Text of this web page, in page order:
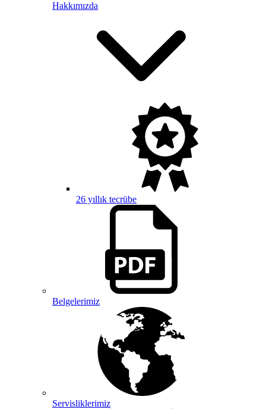
Hakkımızda
26 yıllık tecrübe
Belgelerimiz
Servisliklerimiz